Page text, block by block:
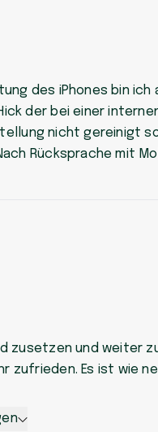
des iPhones bin
der bei einer
nicht gereinigt
Rücksprache mit
zusetzen und weiter
zufrieden. Es ist wie